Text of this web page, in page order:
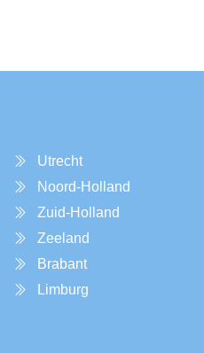
Utrecht
Noord-Holland
Zuid-Holland
Zeeland
Brabant
Limburg